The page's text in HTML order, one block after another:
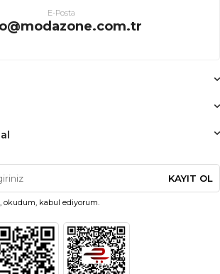
E-Posta
KAYIT OL
, okudum, kabul ediyorum.